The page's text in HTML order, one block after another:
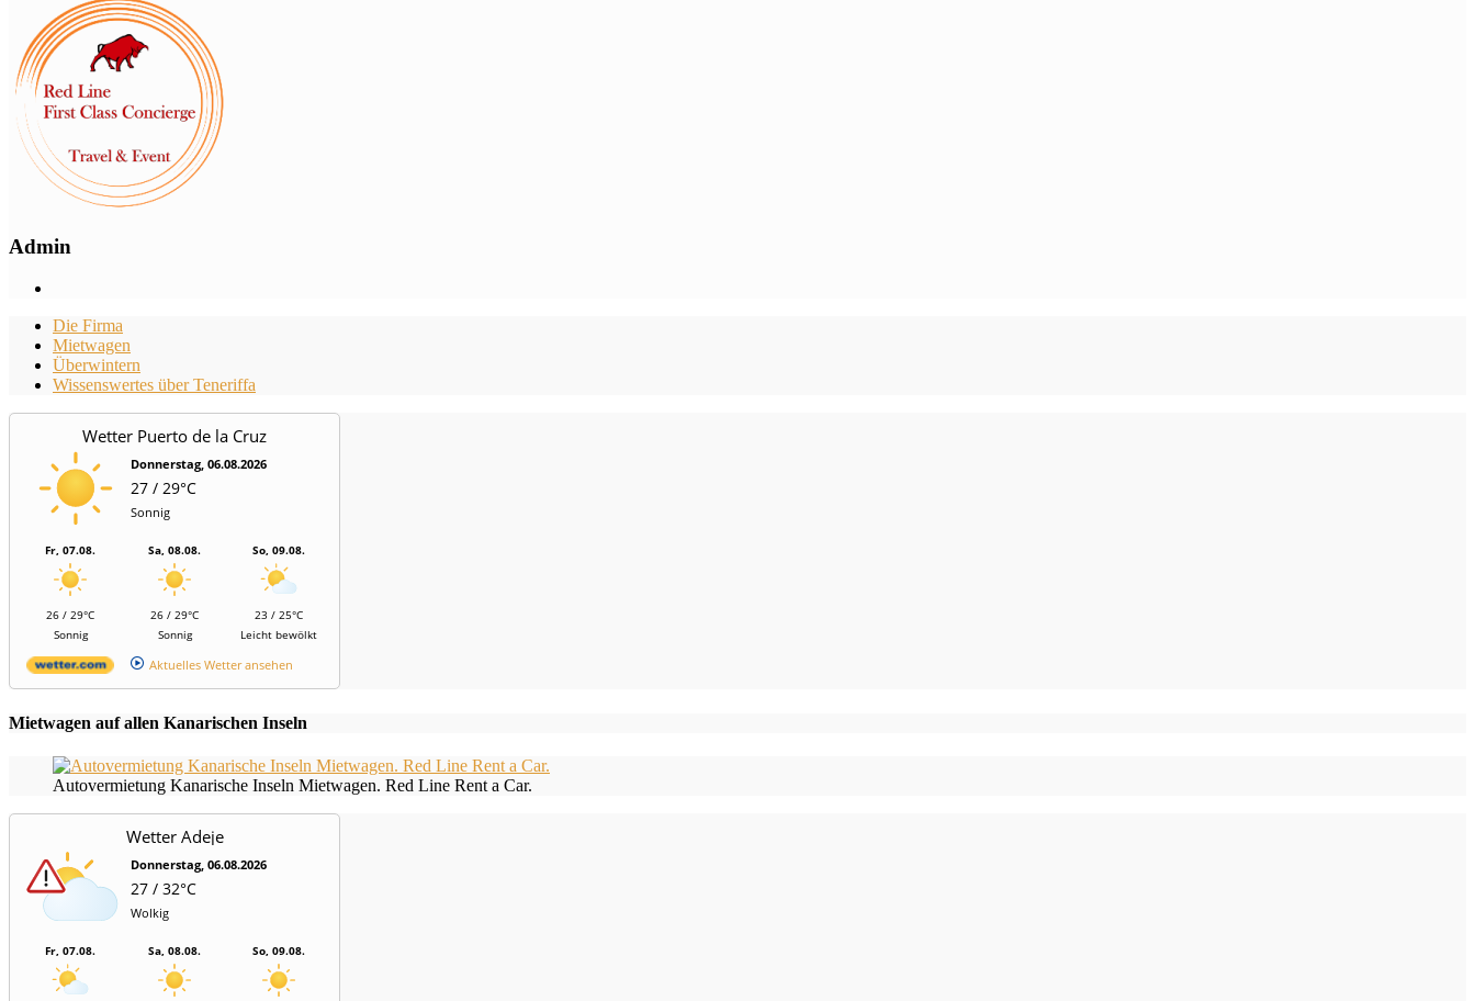
Admin
Die Firma
Mietwagen
Überwintern
Wissenswertes über Teneriffa
Wetter Puerto de la Cruz
Donnerstag, 06.08.2026
27 / 29°C
Sonnig
Fr, 07.08.
26 / 29°C
Sonnig
Sa, 08.08.
26 / 29°C
Sonnig
So, 09.08.
23 / 25°C
Leicht bewölkt
Aktuelles Wetter ansehen
Mietwagen auf allen Kanarischen Inseln
Autovermietung Kanarische Inseln Mietwagen. Red Line Rent a Car.
Wetter Adeje
Donnerstag, 06.08.2026
27 / 32°C
Wolkig
Fr, 07.08. Sa, 08.08. So, 09.08.